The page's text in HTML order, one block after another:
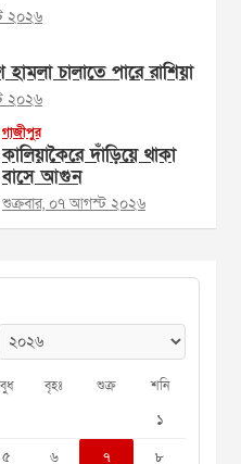
২০২৬
চালাতে পারে রাশিয়া
২০২৬
গাজীপুর
কালিয়াকৈরে দাঁড়িয়ে থাকা
বাসে আগুন
শুক্রবার, ০৭ আগস্ট ২০২৬
বুধ বৃহঃ শুক্র শনি
১
৫ ৬ ৭ ৮